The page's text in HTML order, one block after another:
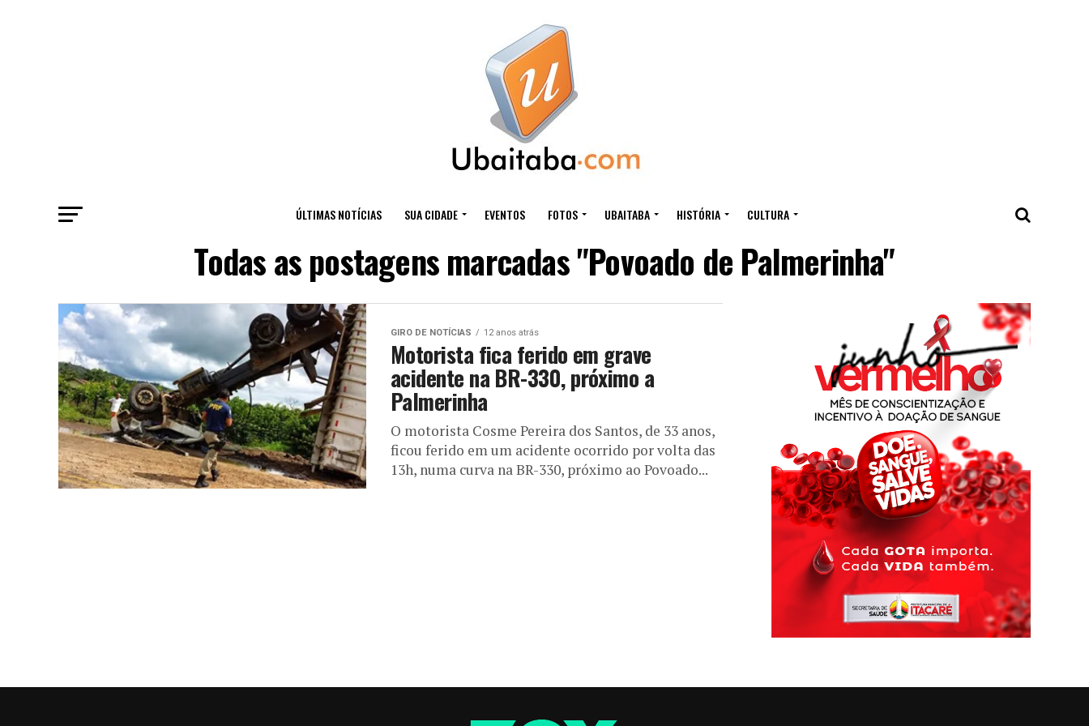
ÚLTIMAS NOTÍCIAS SUA CIDADE EVENTOS FOTOS UBAITABA HISTÓRIA CULTURA
Todas as postagens marcadas "Povoado de Palmerinha"
GIRO DE NOTÍCIAS 12 anos atrás
Motorista fica ferido em grave
acidente na BR-330, próximo a
Palmerinha
O motorista Cosme Pereira dos Santos, de 33 anos,
ficou ferido em um acidente ocorrido por volta das
13h, numa curva na BR-330, próximo ao Povoado...